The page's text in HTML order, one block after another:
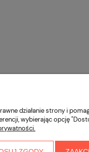
działanie strony i
wybierając opcję